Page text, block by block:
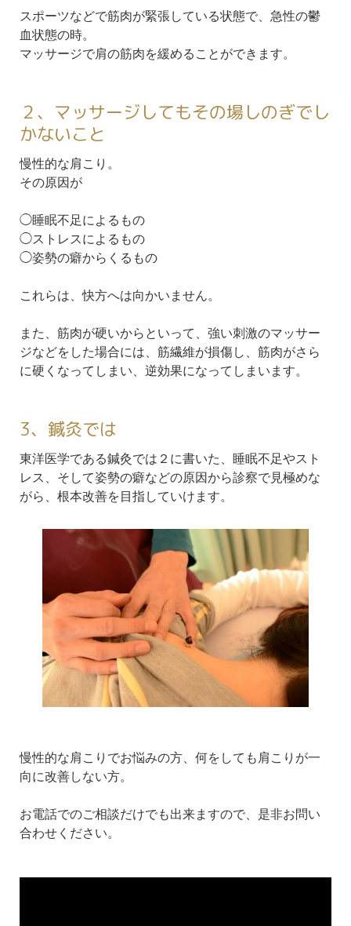
スポーツなどで筋肉が緊張している状態で、急性の鬱
血状態の時。
マッサージで肩の筋肉を緩めることができます。
２、マッサージしてもその場しのぎでし
かないこと
慢性的な肩こり。
その原因が
◯睡眠不足によるもの
◯ストレスによるもの
◯姿勢の癖からくるもの
これらは、快方へは向かいません。
また、筋肉が硬いからといって、強い刺激のマッサー
ジなどをした場合には、筋繊維が損傷し、筋肉がさら
に硬くなってしまい、逆効果になってしまいます。
3、鍼灸では
東洋医学である鍼灸では２に書いた、睡眠不足やスト
レス、そして姿勢の癖などの原因から診察で見極めな
がら、根本改善を目指していけます。
慢性的な肩こりでお悩みの方、何をしても肩こりが一
向に改善しない方。
お電話でのご相談だけでも出来ますので、是非お問い
合わせください。